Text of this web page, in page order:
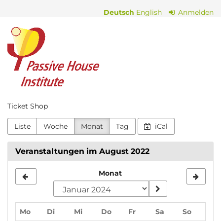
Inhalt
springen
Deutsch English Anmelden
Passive
House
Institute
Ticket Shop
Liste Woche Monat Tag iCal
Veranstaltungen im August 2022
zur
Anzeige
Monat
MoMontag
DiDienstag
MiMittwoch
DoDonnerstag
FrFreitag
Sa Samstag
So